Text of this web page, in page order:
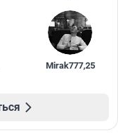
Mirak777,25